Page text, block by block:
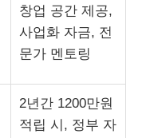
창업 공간 제공,
사업화 자금, 전
문가 멘토링
2년간 1200만원
적립 시, 정부 자